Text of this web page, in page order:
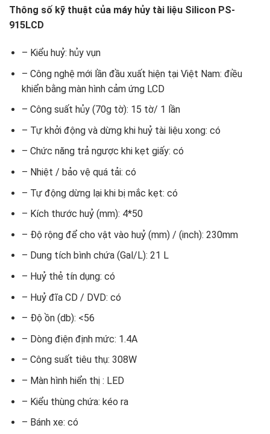
Thông số kỹ thuật của máy hủy tài liệu Silicon PS-
915LCD
– Kiểu huỷ: hủy vụn
– Công nghệ mới lần đầu xuất hiện tại Việt Nam: điều
khiển bằng màn hình cảm ứng LCD
– Công suất hủy (70g tờ): 15 tờ/ 1 lần
– Tự khởi động và dừng khi huỷ tài liệu xong: có
– Chức năng trả ngược khi kẹt giấy: có
– Nhiệt / bảo vệ quá tải: có
– Tự động dừng lại khi bị mắc kẹt: có
– Kích thước huỷ (mm): 4*50
– Độ rộng để cho vật vào huỷ (mm) / (inch): 230mm
– Dung tích bình chứa (Gal/L): 21 L
– Huỷ thẻ tín dụng: có
– Huỷ đĩa CD / DVD: có
– Độ ồn (db): <56
– Dòng điện định mức: 1.4A
– Công suất tiêu thụ: 308W
– Màn hình hiển thị : LED
– Kiểu thùng chứa: kéo ra
– Bánh xe: có